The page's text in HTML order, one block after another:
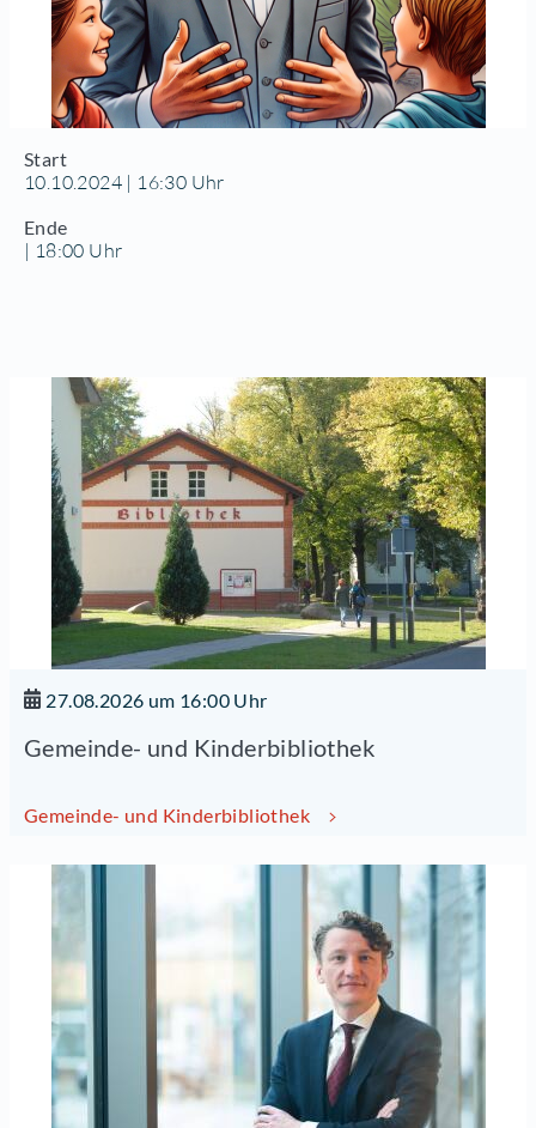
Start
10.10.2024 | 16:30 Uhr
Ende
| 18:00 Uhr
27.08.2026 um 16:00 Uhr
Gemeinde- und Kinderbibliothek
Gemeinde- und Kinderbibliothek